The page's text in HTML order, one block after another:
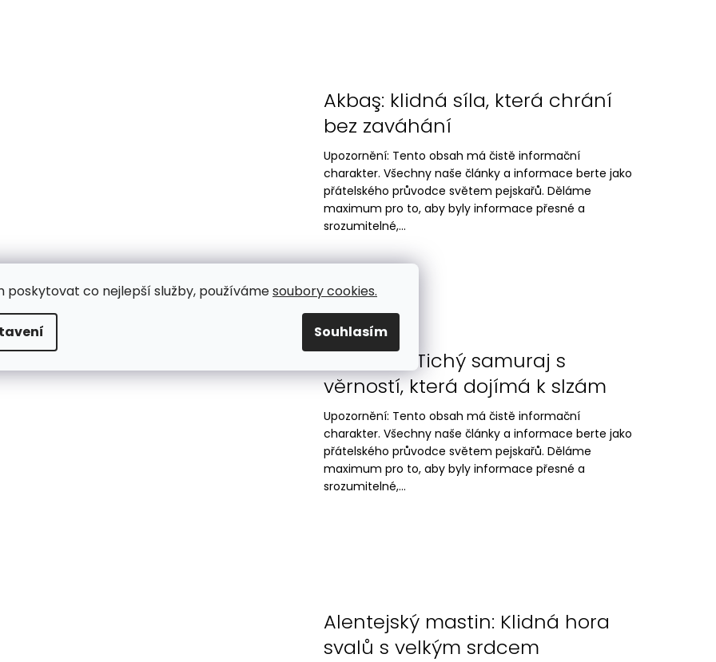
poskytovat co nejlepší služby, používámesoubory cookies.
Souhlasím
Akbaş: klidná síla, která chrání
bez zaváhání
Upozornění: Tento obsah má čistě informační
charakter. Všechny naše články a informace berte jako
přátelského průvodce světem pejskařů. Děláme
maximum pro to, aby byly informace přesné a
srozumitelné,...
Akita Inu: Tichý samuraj s
věrností, která dojímá k slzám
Upozornění: Tento obsah má čistě informační
charakter. Všechny naše články a informace berte jako
přátelského průvodce světem pejskařů. Děláme
maximum pro to, aby byly informace přesné a
srozumitelné,...
Alentejský mastin: Klidná hora
svalů s velkým srdcem